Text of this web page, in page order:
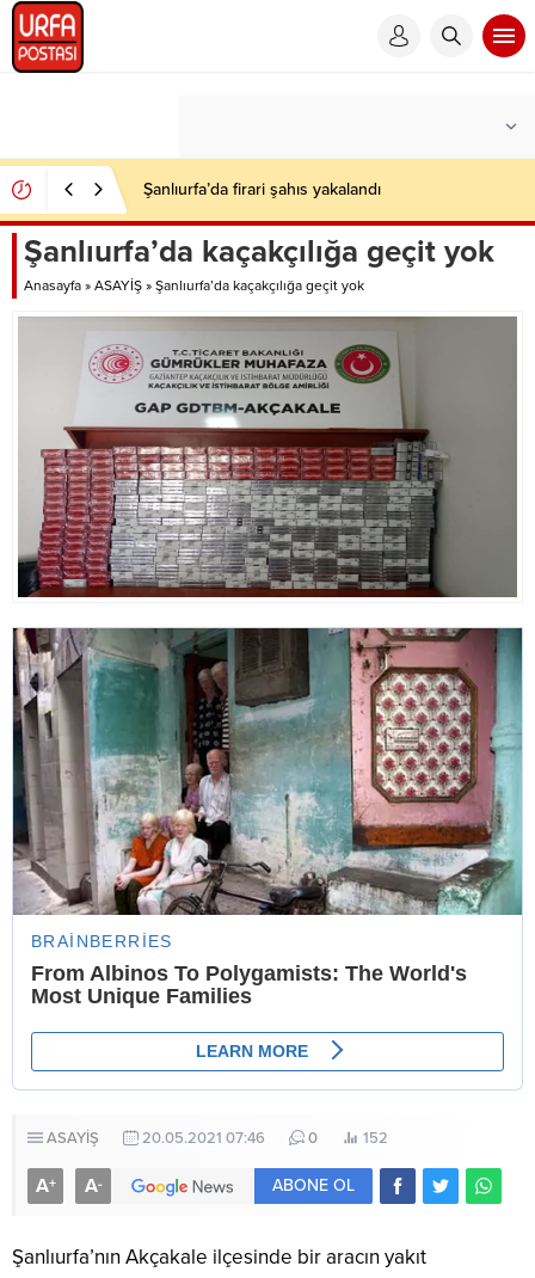
Şanlıurfa’da firari şahıs yakalandı
Şanlıurfa’da kaçakçılığa geçit yok
Anasayfa » ASAYİŞ » Şanlıurfa’da kaçakçılığa geçit yok
ASAYİŞ 20.05.2021 07:46 0 152
A+ A- ABONE OL
Şanlıurfa’nın Akçakale ilçesinde bir aracın yakıt